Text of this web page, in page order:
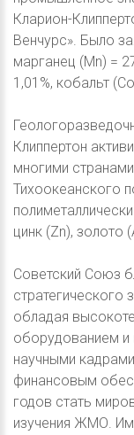
Кларион-
Венчурс». Было
марганец (Мn) =
1,01%, кобальт
Клиппертон
многими
Тихоокеанского
цинк (Zn), золото
Советский Союз
стратегического
обладая
оборудованием
научными
финансовым
годов стать
изучения ЖМО.